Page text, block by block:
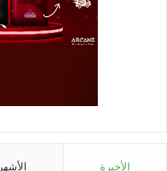
الأخيرة الأشهر